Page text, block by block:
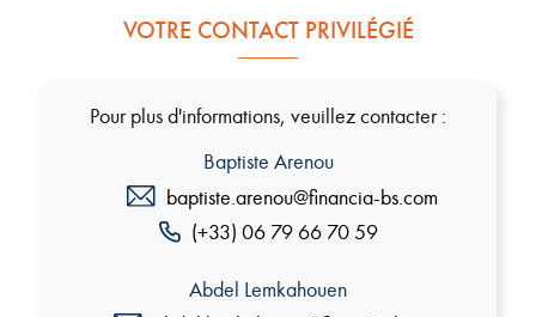
VOTRE CONTACT PRIVILÉGIÉ
Pour plus d'informations, veuillez contacter :
Baptiste Arenou
baptiste.arenou@financia-bs.com
(+33) 06 79 66 70 59
Abdel Lemkahouen